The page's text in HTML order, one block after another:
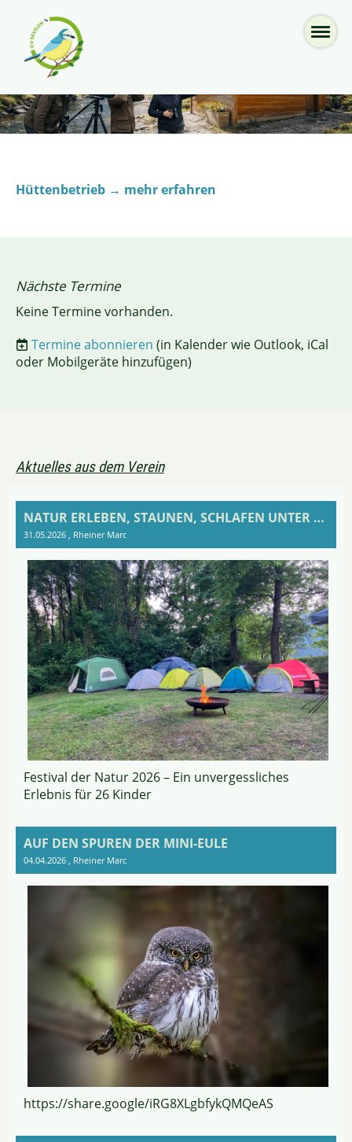
Hüttenbetrieb → mehr erfahren
Nächste Termine
Keine Termine vorhanden.
Termine abonnieren (in Kalender wie Outlook, iCal
oder Mobilgeräte hinzufügen)
Aktuelles aus dem Verein
NATUR ERLEBEN, STAUNEN, SCHLAFEN UNTER DEM STERNENHIMMEL
31.05.2026 , Rheiner Marc
Festival der Natur 2026 – Ein unvergessliches
Erlebnis für 26 Kinder
AUF DEN SPUREN DER MINI-EULE
04.04.2026 , Rheiner Marc
https://share.google/iRG8XLgbfykQMQeAS